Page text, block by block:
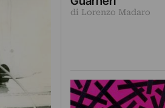
di Lorenzo Madaro